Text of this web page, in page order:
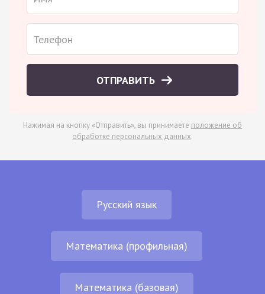
ОТПРАВИТЬ
Нажимая на кнопку «Отправить», вы принимаете положение об
обработке персональных данных.
Русский язык
Математика (профильная)
Математика (базовая)